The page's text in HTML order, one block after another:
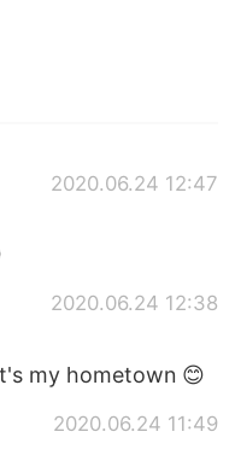
2020.06.24 12:47
2020.06.24 12:38
my hometown 😊
2020.06.24 11:49